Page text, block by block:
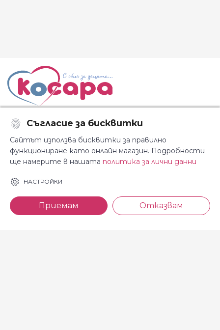
Последвайте ни:
За Косара
За нас
Магазини
Общи условия
Декларация за
поверителност
Съгласие за бисквитки
Сайтът използва бисквитки за правилно
функциониране като онлайн магазин. Подробности
ще намерите в нашата политика за лични данни
НАСТРОЙКИ
Приемам Отказвам